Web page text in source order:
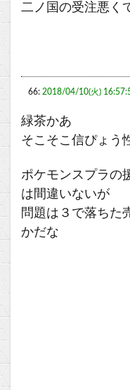
二ノ国の受注悪く
66: 2018/04/10(火)
緑茶かあ
そこそこ信ぴょう
ポケモンスプラの
は間違いないが
問題は３で落ちた
かだな